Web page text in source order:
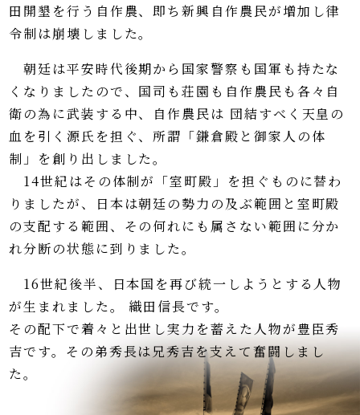
田開墾を行う自作農、即ち新興自作農民が増加し律
令制は崩壊しました。
朝廷は平安時代後期から国家警察も国軍も持たな
くなりましたので、国司も荘園も自作農民も各々自
衛の為に武装する中、自作農民は 団結すべく天皇の
血を引く源氏を担ぐ、所謂「鎌倉殿と御家人の体
制」を創り出しました。
14世紀はその体制が「室町殿」を担ぐものに替わ
りましたが、日本は朝廷の勢力の及ぶ範囲と室町殿
の支配する範囲、その何れにも属さない範囲に分か
れ分断の状態に到りました。
16世紀後半、日本国を再び統一しようとする人物
が生まれました。 織田信長です。
その配下で着々と出世し実力を蓄えた人物が豊臣秀
吉です。その弟秀長は兄秀吉を支えて奮闘しまし
た。